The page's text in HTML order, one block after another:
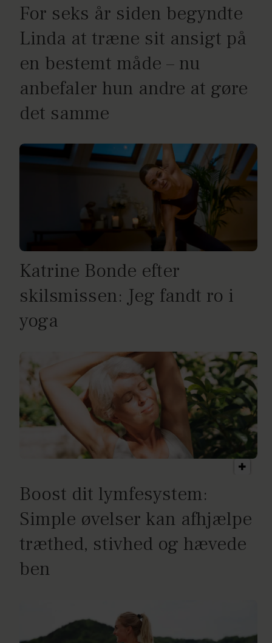
For seks år siden begyndte
Linda at træne sit ansigt på
en bestemt måde – nu
anbefaler hun andre at gøre
det samme
Katrine Bonde efter
skilsmissen: Jeg fandt ro i
yoga
Boost dit lymfesystem:
Simple øvelser kan afhjælpe
træthed, stivhed og hævede
ben